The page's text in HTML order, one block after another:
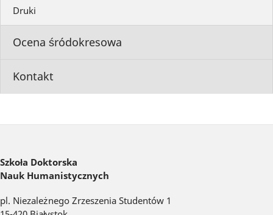
Druki
Ocena śródokresowa
Kontakt
Szkoła Doktorska
Nauk Humanistycznych
pl. Niezależnego Zrzeszenia Studentów 1